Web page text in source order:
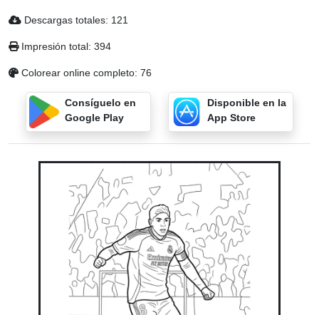
Descargas totales: 121
Impresión total: 394
Colorear online completo: 76
Consíguelo en
Google Play
Disponible en la
App Store